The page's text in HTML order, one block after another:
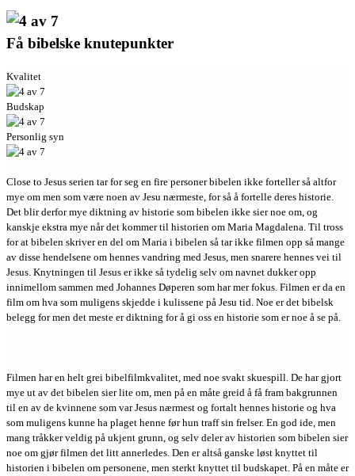
Få bibelske knutepunkter
Kvalitet
Budskap
Personlig syn
Close to Jesus serien tar for seg en fire personer bibelen ikke forteller så altfor
mye om men som være noen av Jesu nærmeste, for så å fortelle deres historie.
Det blir derfor mye diktning av historie som bibelen ikke sier noe om, og
kanskje ekstra mye når det kommer til historien om Maria Magdalena. Til tross
for at bibelen skriver en del om Maria i bibelen så tar ikke filmen opp så mange
av disse hendelsene om hennes vandring med Jesus, men snarere hennes vei til
Jesus. Knytningen til Jesus er ikke så tydelig selv om navnet dukker opp
innimellom sammen med Johannes Døperen som har mer fokus. Filmen er da en
film om hva som muligens skjedde i kulissene på Jesu tid. Noe er det bibelsk
belegg for men det meste er diktning for å gi oss en historie som er noe å se på.
Filmen har en helt grei bibelfilmkvalitet, med noe svakt skuespill. De har gjort
mye ut av det bibelen sier lite om, men på en måte greid å få fram bakgrunnen
til en av de kvinnene som var Jesus nærmest og fortalt hennes historie og hva
som muligens kunne ha plaget henne før hun traff sin frelser. En god ide, men
mang tråkker veldig på ukjent grunn, og selv deler av historien som bibelen sier
noe om gjør filmen det litt annerledes. Den er altså ganske løst knyttet til
historien i bibelen om personene, men sterkt knyttet til budskapet. På en måte er